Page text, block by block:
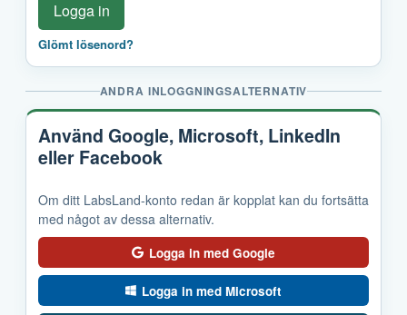
Logga in
Glömt lösenord?
ANDRA INLOGGNINGSALTERNATIV
Använd Google, Microsoft, LinkedIn
eller Facebook
Om ditt LabsLand-konto redan är kopplat kan du fortsätta
med något av dessa alternativ.
Logga in med Google
Logga in med Microsoft